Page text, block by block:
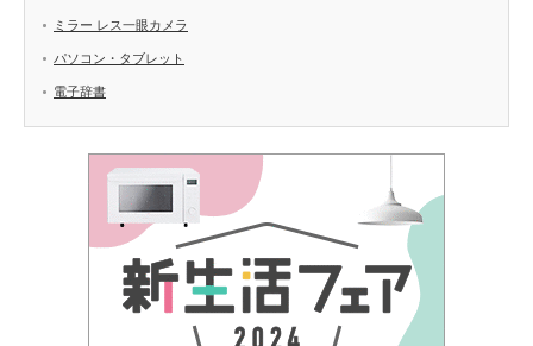
ミラー レス一眼カメラ
パソコン・タブレット
電子辞書